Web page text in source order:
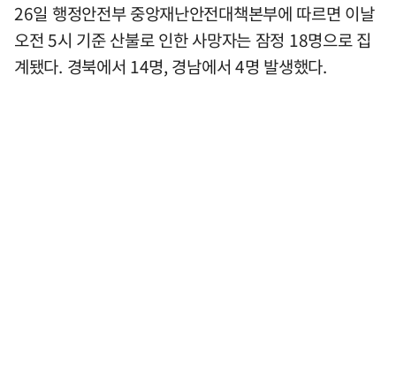
26일 행정안전부 중앙재난안전대책본부에 따르면 이날
오전 5시 기준 산불로 인한 사망자는 잠정 18명으로 집
계됐다. 경북에서 14명, 경남에서 4명 발생했다.